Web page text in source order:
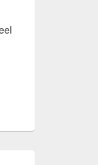
van